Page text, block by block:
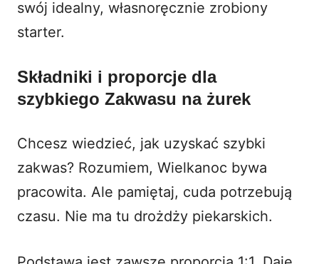
swój idealny, własnoręcznie zrobiony
starter.
Składniki i proporcje dla
szybkiego Zakwasu na żurek
Chcesz wiedzieć, jak uzyskać szybki
zakwas? Rozumiem, Wielkanoc bywa
pracowita. Ale pamiętaj, cuda potrzebują
czasu. Nie ma tu drożdży piekarskich.